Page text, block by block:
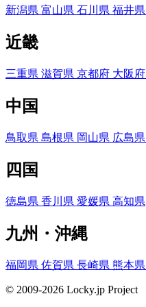
新潟県 富山県 石川県 福井県
近畿
三重県 滋賀県 京都府 大阪府
中国
鳥取県 島根県 岡山県 広島県
四国
徳島県 香川県 愛媛県 高知県
九州・沖縄
福岡県 佐賀県 長崎県 熊本県
© 2009-2026 Locky.jp Project